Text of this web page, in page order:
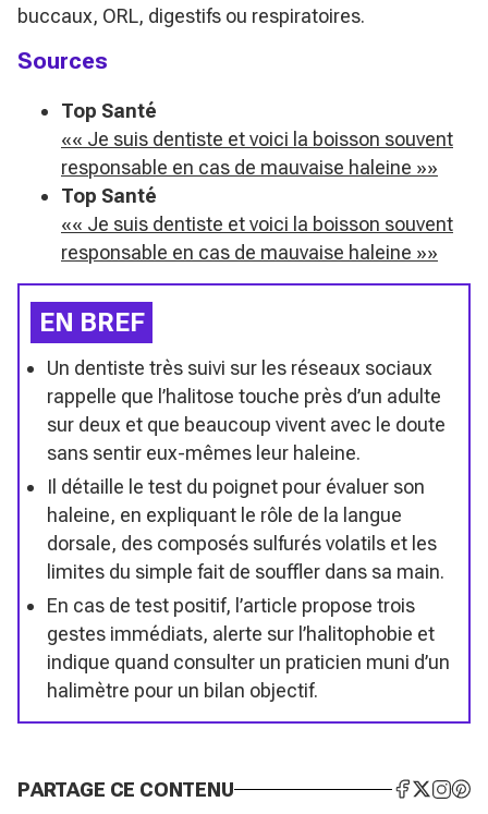
buccaux, ORL, digestifs ou respiratoires.
Sources
Top Santé
«« Je suis dentiste et voici la boisson souvent
responsable en cas de mauvaise haleine »»
Top Santé
«« Je suis dentiste et voici la boisson souvent
responsable en cas de mauvaise haleine »»
EN BREF
Un dentiste très suivi sur les réseaux sociaux
rappelle que l’halitose touche près d’un adulte
sur deux et que beaucoup vivent avec le doute
sans sentir eux-mêmes leur haleine.
Il détaille le test du poignet pour évaluer son
haleine, en expliquant le rôle de la langue
dorsale, des composés sulfurés volatils et les
limites du simple fait de souffler dans sa main.
En cas de test positif, l’article propose trois
gestes immédiats, alerte sur l’halitophobie et
indique quand consulter un praticien muni d’un
halimètre pour un bilan objectif.
PARTAGE CE CONTENU